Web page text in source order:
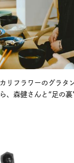
カリフラワーのグラタ
ら、森健さんと“足の